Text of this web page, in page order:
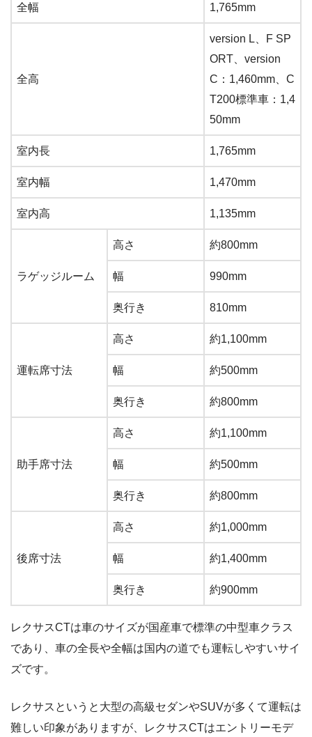
全幅 1,765mm
全高
version L、F SP
ORT、version
C：1,460mm、C
T200標準車：1,4
50mm
室内長 1,765mm
室内幅 1,470mm
室内高 1,135mm
ラゲッジルーム
高さ 約800mm
幅 990mm
奥行き 810mm
運転席寸法
高さ 約1,100mm
幅 約500mm
奥行き 約800mm
助手席寸法
高さ 約1,100mm
幅 約500mm
奥行き 約800mm
後席寸法
高さ 約1,000mm
幅 約1,400mm
奥行き 約900mm
レクサスCTは車のサイズが国産車で標準の中型車クラス
であり、車の全長や全幅は国内の道でも運転しやすいサイ
ズです。
レクサスというと大型の高級セダンやSUVが多くて運転は
難しい印象がありますが、レクサスCTはエントリーモデ